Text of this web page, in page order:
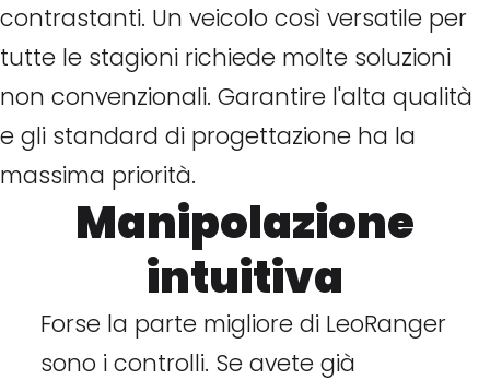
contrastanti. Un veicolo così versatile per
tutte le stagioni richiede molte soluzioni
non convenzionali. Garantire l'alta qualità
e gli standard di progettazione ha la
massima priorità.
Manipolazione
intuitiva
Forse la parte migliore di LeoRanger
sono i controlli. Se avete già